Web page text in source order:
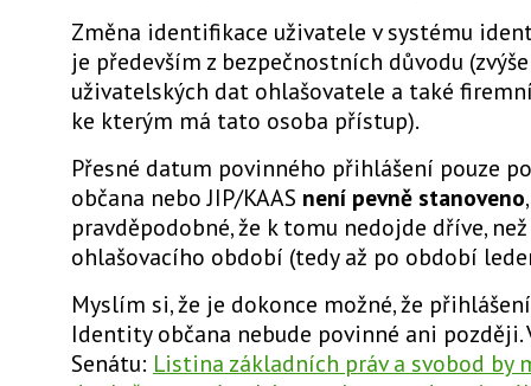
Změna identifikace uživatele v systému
je především z bezpečnostních důvodu
uživatelských dat ohlašovatele a také
ke kterým má tato osoba přístup).
Přesné datum povinného přihlášení pouze
občana nebo JIP/KAAS není pevně stanoveno
pravděpodobné, že k tomu nedojde dříve,
ohlašovacího období (tedy až po období
Myslím si, že je dokonce možné, že
Identity občana nebude povinné ani později.
Senátu: Listina základních práv a svobod by